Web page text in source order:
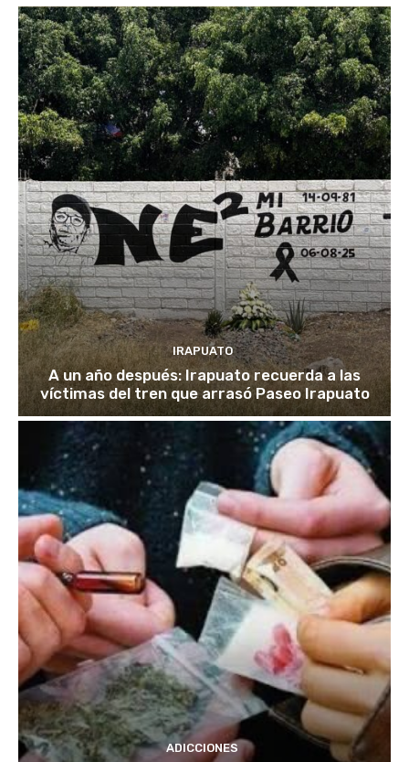
IRAPUATO
A un año después: Irapuato recuerda a las
víctimas del tren que arrasó Paseo Irapuato
ADICCIONES